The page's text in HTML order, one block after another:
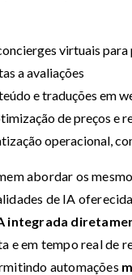
virtuais
a avaliações
e traduções em
de preços e
operacional,
abordar os
de IA
integrada
e em tempo real de
automações